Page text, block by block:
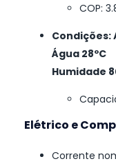
COP:
Condições:
Água 28ºC
Humidade
Elétrico e
Corrente